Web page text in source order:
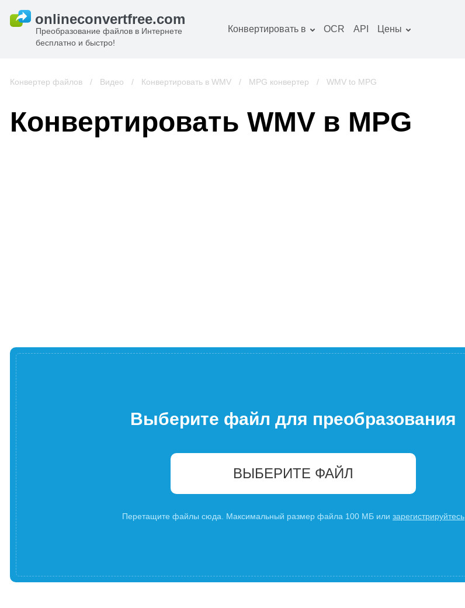
Преобразование файлов в Интернете
бесплатно и быстро!
Конвертировать в
конвертер
Книги конвертер
OCR API Цены
Конвертер файлов / Видео / Конвертировать в WMV / MPG конвертер / WMV to MPG
Конвертировать WMV в MPG
Выберите файл для преобразования
ВЫБЕРИТЕ ФАЙЛ
Перетащите файлы сюда. Максимальный размер файла 100 МБ или зарегистрируйтесь